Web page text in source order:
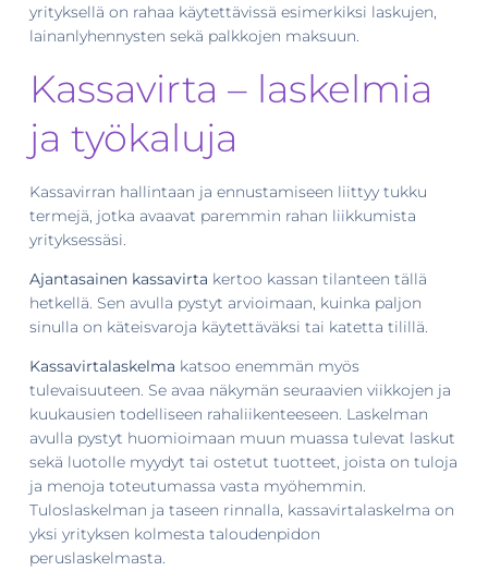
yrityksellä on rahaa käytettävissä esimerkiksi laskujen,
lainanlyhennysten sekä palkkojen maksuun.
Kassavirta – laskelmia
ja työkaluja
Kassavirran hallintaan ja ennustamiseen liittyy tukku
termejä, jotka avaavat paremmin rahan liikkumista
yrityksessäsi.
Ajantasainen kassavirta kertoo kassan tilanteen tällä
hetkellä. Sen avulla pystyt arvioimaan, kuinka paljon
sinulla on käteisvaroja käytettäväksi tai katetta tilillä.
Kassavirtalaskelma katsoo enemmän myös
tulevaisuuteen. Se avaa näkymän seuraavien viikkojen ja
kuukausien todelliseen rahaliikenteeseen. Laskelman
avulla pystyt huomioimaan muun muassa tulevat laskut
sekä luotolle myydyt tai ostetut tuotteet, joista on tuloja
ja menoja toteutumassa vasta myöhemmin.
Tuloslaskelman ja taseen rinnalla, kassavirtalaskelma on
yksi yrityksen kolmesta taloudenpidon
peruslaskelmasta.